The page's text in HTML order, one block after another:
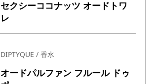
セクシーココナッツ オードトワ
レ
DIPTYQUE / 香水
オードパルファン フルール ドゥ